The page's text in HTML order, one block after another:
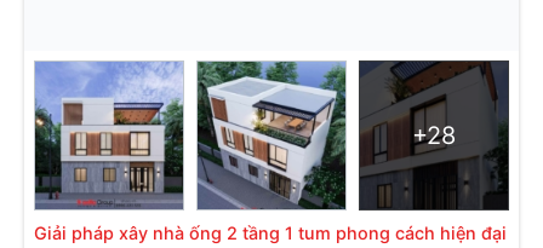
+28
Giải pháp xây nhà ống 2 tầng 1 tum phong cách hiện đại